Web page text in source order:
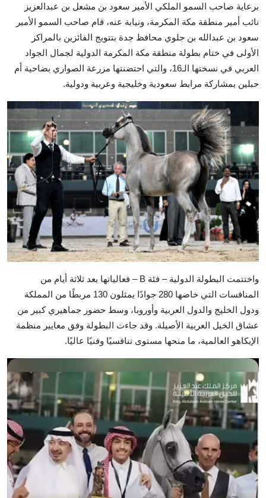
برعاية صاحب السمو الملكي الأمير سعود بن مشعل بن عبدالعزيز
نائب أمير منطقة مكة المكرمة، ونيابة عنه، قام صاحب السمو الأمير
سعود بن عبدالله بن جلوي محافظ جدة بتتويج الفائزين بالمراكز
الأولى في ختام بطولة منطقة مكة المكرمة الدولية لجمال الجواد
العربي في نسختها الـ16، والتي احتضنتها مزرعة الصواري بضاحية أم
حبلين بمشاركة مرابط سعودية وخليجية وعربية ودولية.
واختتمت البطولة الدولية – فئة B – فعالياتها بعد ثلاثة أيام من
المنافسات التي خاضها 280 جوادًا يمثلون 130 مربطًا من المملكة
ودول الخليج والدول العربية وأوروبا، وسط حضور جماهيري كبير من
عشاق الخيل العربية الأصيلة. وقد جاءت البطولة وفق معايير منظمة
الإيكاهو العالمية، ما منحها مستوى تنافسيًا وفنيًا عاليًا.